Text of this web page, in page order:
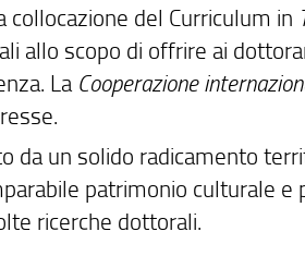
del Curriculum in
allo scopo di offrire ai
La Cooperazione
da un solido radicamento
patrimonio culturale e
ricerche dottorali.